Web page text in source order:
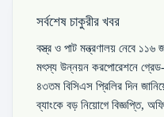
সর্বশেষ চাকুরীর খবর
বস্ত্র ও পাট মন্ত্রণালয় নেবে ১১৬
মৎস্য উন্নয়ন করপোরেশনে
৪৩তম বিসিএস প্রিলির দিন
ব্যাংকে বড় নিয়োগে বিজ্ঞপ্তি,